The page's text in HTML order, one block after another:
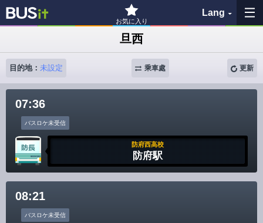
お気に入り
Lang
我的最愛
搜尋公車站
旦西
目的地： 未設定 更新
乘車處
07:36
バスロケ未受信
防府西高校
防府駅
08:21
バスロケ未受信